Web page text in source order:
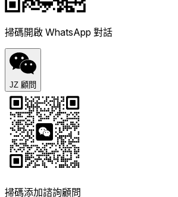
掃碼開啟 WhatsApp 對話
JZ 顧問
掃碼添加諮詢顧問